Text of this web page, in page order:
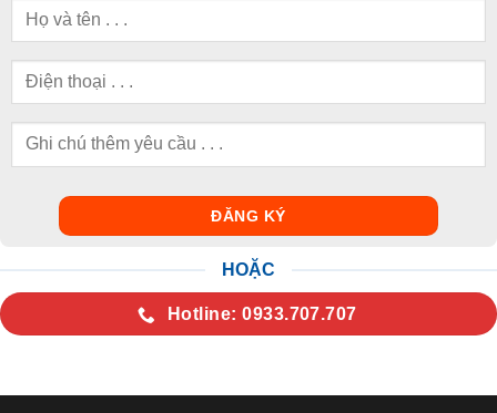
HOẶC
Hotline: 0933.707.707